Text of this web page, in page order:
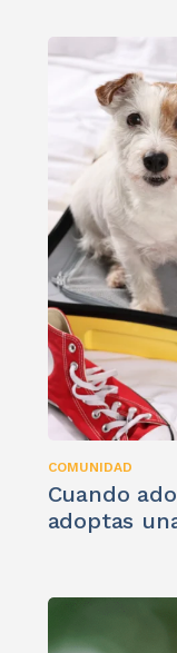
COMUNIDAD
Cuando
adoptas